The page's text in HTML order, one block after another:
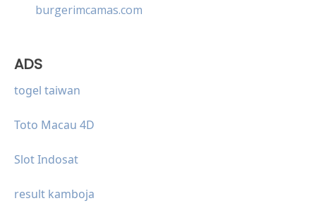
burgerimcamas.com
ADS
togel taiwan
Toto Macau 4D
Slot Indosat
result kamboja